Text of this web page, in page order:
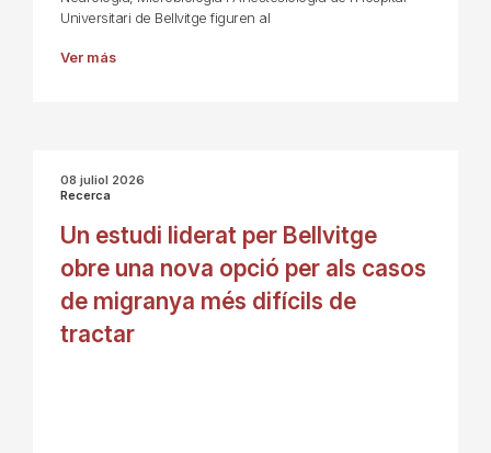
Universitari de Bellvitge figuren al
Ver más
08 juliol 2026
Recerca
Un estudi liderat per Bellvitge
obre una nova opció per als casos
de migranya més difícils de
tractar